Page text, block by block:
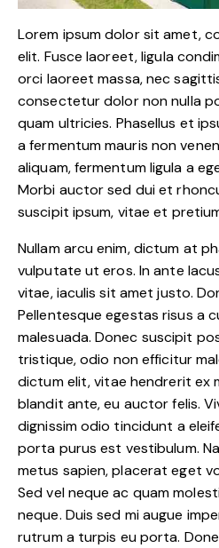
Lorem ipsum dolor sit amet,
elit. Fusce laoreet, ligula
orci laoreet massa, nec
consectetur dolor non nulla
quam ultricies. Phasellus et
a fermentum mauris non
aliquam, fermentum ligula a
Morbi auctor sed dui et
suscipit ipsum, vitae et
Nullam arcu enim, dictum at
vulputate ut eros. In ante
vitae, iaculis sit amet justo.
Pellentesque egestas risus a
malesuada. Donec suscipit
tristique, odio non efficitur
dictum elit, vitae hendrerit ex
blandit ante, eu auctor felis.
dignissim odio tincidunt a
porta purus est vestibulum.
metus sapien, placerat eget
Sed vel neque ac quam
neque. Duis sed mi augue
rutrum a turpis eu porta.